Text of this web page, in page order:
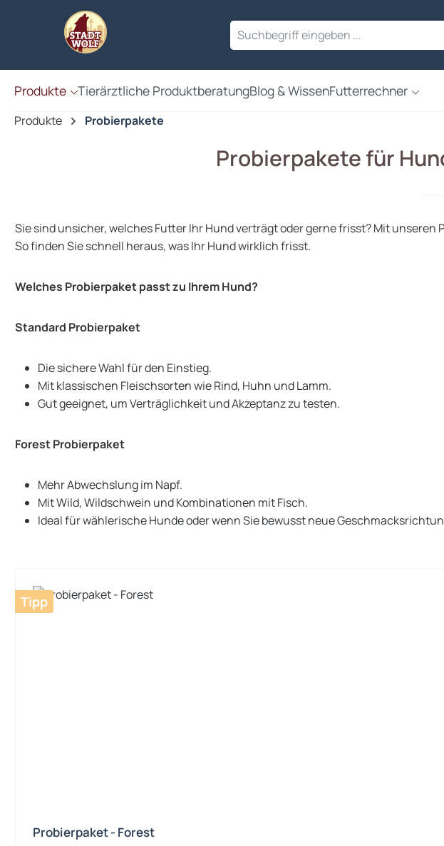
Zur Suche springen
Produkte Tierärztliche ProduktberatungBlog & WissenFutterrechner
Produkte Probierpakete
Probierpakete für
Sie sind unsicher, welches Futter Ihr Hund verträgt oder gerne frisst?Mit unseren
So finden Sie schnell heraus, was Ihr Hund wirklich frisst.
Welches Probierpaket passt zu Ihrem Hund?
Standard Probierpaket
Die sichere Wahl für den Einstieg.
Mit klassischen Fleischsorten wie Rind, Huhn und Lamm.
Gut geeignet, um Verträglichkeit und Akzeptanz zu testen.
Forest Probierpaket
Mehr Abwechslung im Napf.
Mit Wild, Wildschwein und Kombinationen mit Fisch.
Ideal für wählerische Hunde oder wenn Sie bewusst neue
Tipp
Probierpaket - Forest